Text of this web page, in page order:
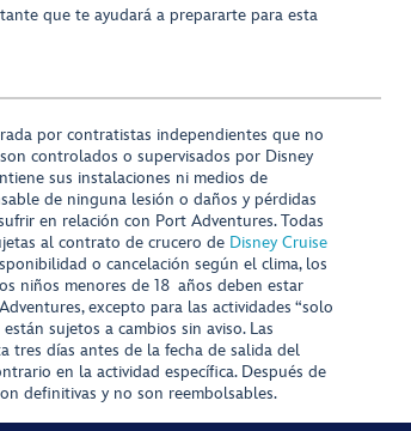
que te ayudará a prepararte para esta
por contratistas independientes que no
controlados o supervisados por Disney
sus instalaciones ni medios de
de ninguna lesión o daños y pérdidas
en relación con Port Adventures. Todas
al contrato de crucero de Disney Cruise
o cancelación según el clima, los
niños menores de 18 años deben estar
excepto para las actividades “solo
sujetos a cambios sin aviso. Las
tres días antes de la fecha de salida del
en la actividad específica. Después de
definitivas y no son reembolsables.